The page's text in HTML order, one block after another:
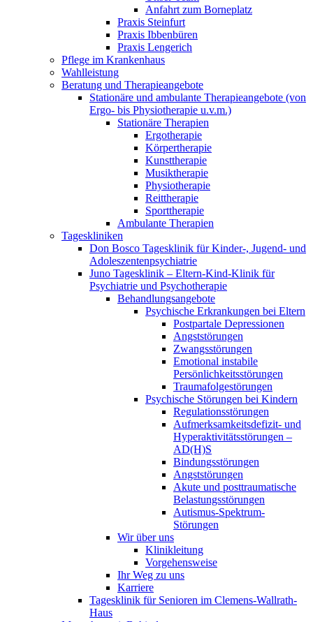
Anfahrt zum Borneplatz
Praxis Steinfurt
Praxis Ibbenbüren
Praxis Lengerich
Pflege im Krankenhaus
Wahlleistung
Beratung und Therapieangebote
Stationäre und ambulante Therapieangebote (von
Ergo- bis Physiotherapie u.v.m.)
Stationäre Therapien
Ergotherapie
Körpertherapie
Kunsttherapie
Musiktherapie
Physiotherapie
Reittherapie
Sporttherapie
Ambulante Therapien
Tageskliniken
Don Bosco Tagesklinik für Kinder-, Jugend- und
Adoleszentenpsychiatrie
Juno Tagesklinik – Eltern-Kind-Klinik für
Psychiatrie und Psychotherapie
Behandlungsangebote
Psychische Erkrankungen bei Eltern
Postpartale Depressionen
Angststörungen
Zwangsstörungen
Emotional instabile
Persönlichkeitsstörungen
Traumafolgestörungen
Psychische Störungen bei Kindern
Regulationsstörungen
Aufmerksamkeitsdefizit- und
Hyperaktivitätsstörungen –
AD(H)S
Bindungsstörungen
Angststörungen
Akute und posttraumatische
Belastungsstörungen
Autismus-Spektrum-
Störungen
Wir über uns
Klinikleitung
Vorgehensweise
Ihr Weg zu uns
Karriere
Tagesklinik für Senioren im Clemens-Wallrath-
Haus